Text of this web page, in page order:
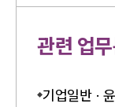
관련 업
기업일반 ·